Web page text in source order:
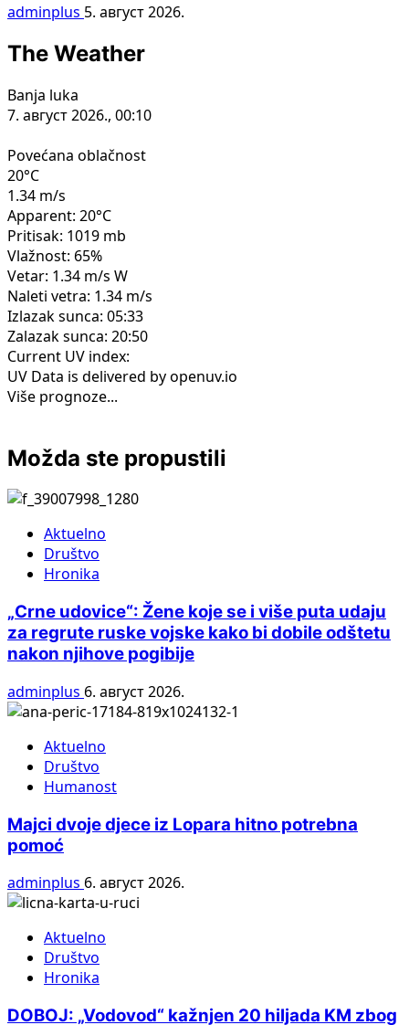
adminplus 5. август 2026.
The Weather
Banja luka
7. август 2026., 00:10
Povećana oblačnost
20°C
1.34 m/s
Apparent: 20°C
Pritisak: 1019 mb
Vlažnost: 65%
Vetar: 1.34 m/s W
Naleti vetra: 1.34 m/s
Izlazak sunca: 05:33
Zalazak sunca: 20:50
Current UV index:
UV Data is delivered by openuv.io
Više prognoze...
Možda ste propustili
Aktuelno
Društvo
Hronika
„Crne udovice“: Žene koje se i više puta udaju
za regrute ruske vojske kako bi dobile odštetu
nakon njihove pogibije
adminplus 6. август 2026.
Aktuelno
Društvo
Humanost
Majci dvoje djece iz Lopara hitno potrebna
pomoć
adminplus 6. август 2026.
Aktuelno
Društvo
Hronika
DOBOJ: „Vodovod“ kažnjen 20 hiljada KM zbog